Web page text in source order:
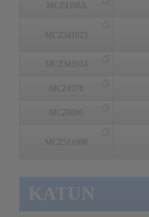
MCZ4398A
MCZ341023
MCZ341014
MCZ4378
MCZ8090
MCZ511008
KATUN